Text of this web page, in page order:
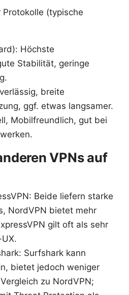
(typische
Höchste
Stabilität, geringe
breite
ggf. etwas langsamer.
Mobilfreundlich, gut bei
VPNs auf
Beide liefern starke
NordVPN bietet mehr
gilt oft als sehr
Surfshark kann
bietet jedoch weniger
zu NordVPN;